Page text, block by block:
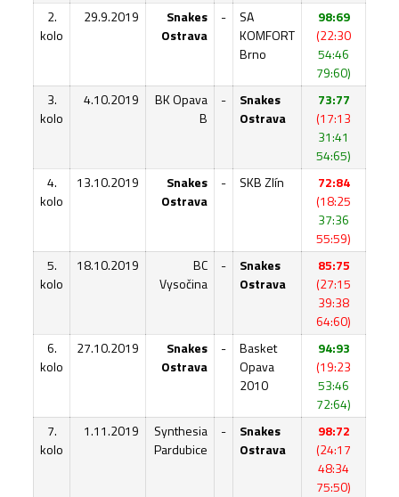
2.
kolo
29.9.2019
Snakes
Ostrava
-
SA
KOMFORT
Brno
98:69
(22:30
54:46
79:60)
3.
kolo
4.10.2019
BK Opava
B
-
Snakes
Ostrava
73:77
(17:13
31:41
54:65)
4.
kolo
13.10.2019
Snakes
Ostrava
- SKB Zlín
72:84
(18:25
37:36
55:59)
5.
kolo
18.10.2019
BC
Vysočina
-
Snakes
Ostrava
85:75
(27:15
39:38
64:60)
6.
kolo
27.10.2019
Snakes
Ostrava
-
Basket
Opava
2010
94:93
(19:23
53:46
72:64)
7.
kolo
1.11.2019
Synthesia
Pardubice
-
Snakes
Ostrava
98:72
(24:17
48:34
75:50)